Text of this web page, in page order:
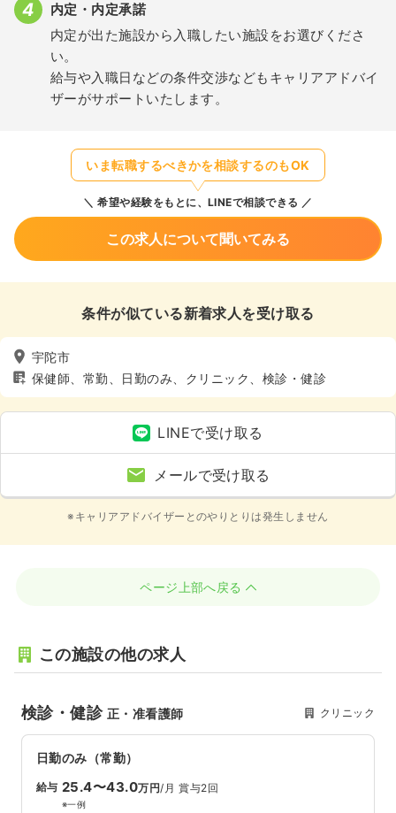
内定・内定承諾
内定が出た施設から入職したい施設をお選びくださ
い。
給与や入職日などの条件交渉などもキャリアアドバイ
ザーがサポートいたします。
いま転職するべきかを相談するのもOK
希望や経験をもとに、LINEで相談できる
この求人について聞いてみる
条件が似ている新着求人を受け取る
宇陀市
保健師、常勤、日勤のみ、クリニック、検診・健診
LINEで受け取る
メールで受け取る
※キャリアアドバイザーとのやりとりは発生しません
ページ上部へ戻る
この施設の他の求人
検診・健診 正・准看護師 クリニック
日勤のみ（常勤）
給与 25.4〜43.0万円/月 賞与2回
※一例